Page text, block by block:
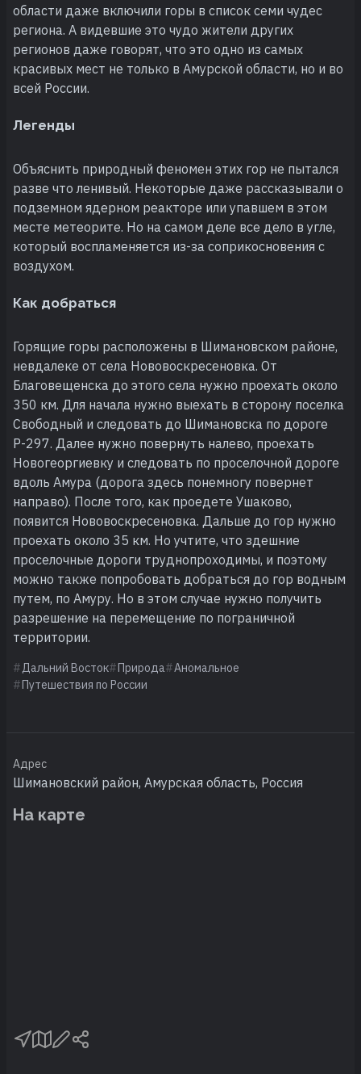
области даже включили горы в список семи чудес
региона. А видевшие это чудо жители других
регионов даже говорят, что это одно из самых
красивых мест не только в Амурской области, но и во
всей России.
Легенды
Объяснить природный феномен этих гор не пытался
разве что ленивый. Некоторые даже рассказывали о
подземном ядерном реакторе или упавшем в этом
месте метеорите. Но на самом деле все дело в угле,
который воспламеняется из-за соприкосновения с
воздухом.
Как добраться
Горящие горы расположены в Шимановском районе,
невдалеке от села Нововоскресеновка. От
Благовещенска до этого села нужно проехать около
350 км. Для начала нужно выехать в сторону поселка
Свободный и следовать до Шимановска по дороге
Р-297. Далее нужно повернуть налево, проехать
Новогеоргиевку и следовать по проселочной дороге
вдоль Амура (дорога здесь понемногу повернет
направо). После того, как проедете Ушаково,
появится Нововоскресеновка. Дальше до гор нужно
проехать около 35 км. Но учтите, что здешние
проселочные дороги труднопроходимы, и поэтому
можно также попробовать добраться до гор водным
путем, по Амуру. Но в этом случае нужно получить
разрешение на перемещение по пограничной
территории.
Дальний Восток Природа
Аномальное
Путешествия по России
Адрес
Шимановский район, Амурская область, Россия
На карте